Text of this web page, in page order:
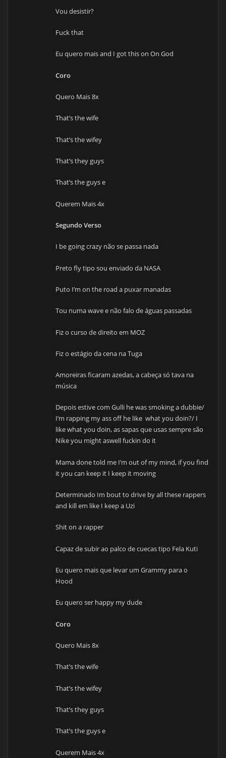
Vou desistir?
Fuck that
Eu quero mais and I got this on On God
Coro
Quero Mais 8x
That’s the wife
That’s the wifey
That’s they guys
That’s the guys e
Querem Mais 4x
Segundo Verso
I be going crazy não se passa nada
Preto fly tipo sou enviado da NASA
Puto I’m on the road a puxar manadas
Tou numa wave e não falo de águas passadas
Fiz o curso de direito em MOZ
Fiz o estágio da cena na Tuga
Amoreiras ficaram azedas, a cabeça só tava na
música
Depois estive com Gulli he was smoking a dubbie/
I’m rapping my ass off he like what you doin?/ I
like what you doin, as sapas que usas sempre são
Nike you might aswell fuckin do it
Mama done told me I’m out of my mind, if you find
it you can keep it I keep it moving
Determinado Im bout to drive by all these rappers
and kill em like I keep a Uzi
Shit on a rapper
Capaz de subir ao palco de cuecas tipo Fela Kuti
Eu quero mais que levar um Grammy para o
Hood
Eu quero ser happy my dude
Coro
Quero Mais 8x
That’s the wife
That’s the wifey
That’s they guys
That’s the guys e
Querem Mais 4x